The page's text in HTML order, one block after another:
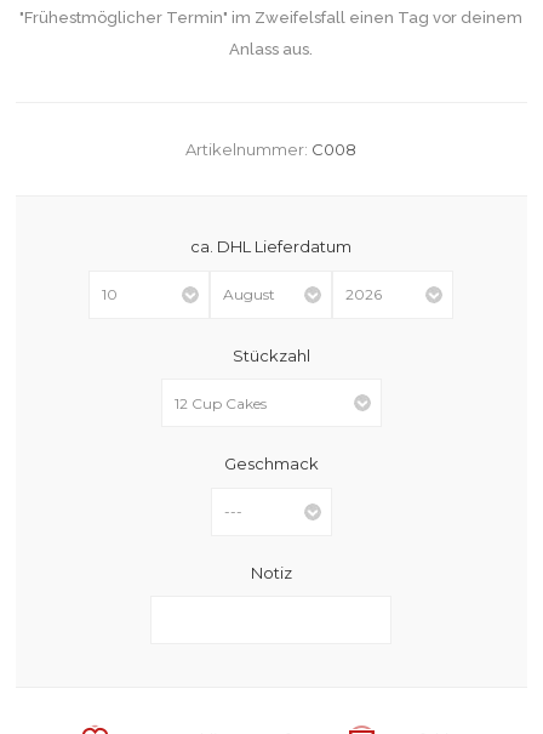
"Frühestmöglicher Termin" im Zweifelsfall einen Tag vor deinem
Anlass aus.
Artikelnummer: C008
ca. DHL Lieferdatum
Stückzahl
Geschmack
Notiz